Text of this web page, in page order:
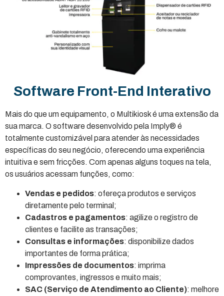
Software Front-End Interativo
Mais do que um equipamento, o Multikiosk é uma extensão da
sua marca. O software desenvolvido pela Imply® é
totalmente customizável para atender às necessidades
específicas do seu negócio, oferecendo uma experiência
intuitiva e sem fricções. Com apenas alguns toques na tela,
os usuários acessam funções, como:
Vendas e pedidos: ofereça produtos e serviços
diretamente pelo terminal;
Cadastros e pagamentos: agilize o registro de
clientes e facilite as transações;
Consultas e informações: disponibilize dados
importantes de forma prática;
Impressões de documentos: imprima
comprovantes, ingressos e muito mais;
SAC (Serviço de Atendimento ao Cliente): melhore